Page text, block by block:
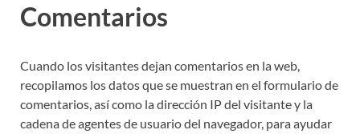
Comentarios
Cuando los visitantes dejan comentarios en la web,
recopilamos los datos que se muestran en el formulario de
comentarios, así como la dirección IP del visitante y la
cadena de agentes de usuario del navegador, para ayudar